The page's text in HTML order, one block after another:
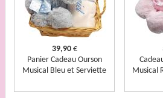
39,90€
Panier Cadeau Ourson
Musical Bleu et Serviette
Musical